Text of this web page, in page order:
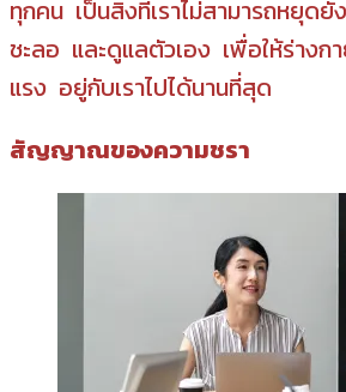
ทุกคน เป็นสิ่งที่เราไม่สามารถหยุดยั้
ชะลอ และดูแลตัวเอง เพื่อให้ร่างก
แรง อยู่กับเราไปได้นานที่สุด
สัญญาณของความชรา